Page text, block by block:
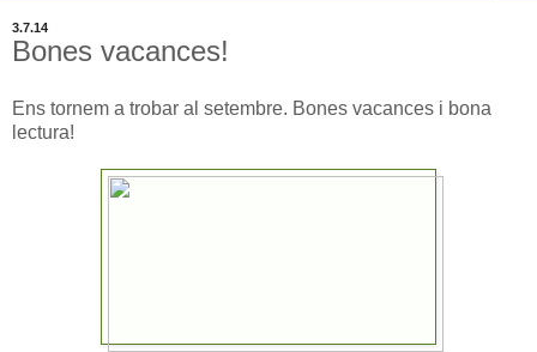
3.7.14
Bones vacances!
Ens tornem a trobar al setembre. Bones vacances i bona
lectura!